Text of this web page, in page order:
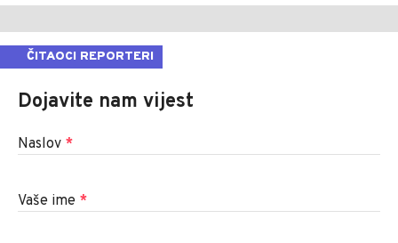
ČITAOCI REPORTERI
Dojavite nam vijest
Naslov *
Vaše ime *